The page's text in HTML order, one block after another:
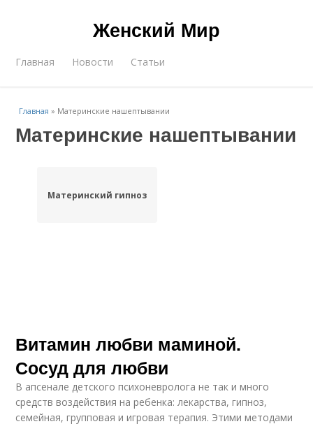
Женский Мир
Главная Новости Статьи
Главная » Материнские нашептывании
Материнские нашептывании
Материнский гипноз
Витамин любви маминой.
Сосуд для любви
В апсенале детского психоневролога не так и много
средств воздействия на ребенка: лекарства, гипноз,
семейная, групповая и игровая терапия. Этими методами